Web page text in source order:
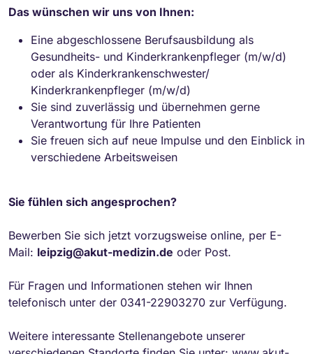
Das wünschen wir uns von Ihnen:
Eine abgeschlossene Berufsausbildung als
Gesundheits- und Kinderkrankenpfleger (m/w/d)
oder als Kinderkrankenschwester/
Kinderkrankenpfleger (m/w/d)
Sie sind zuverlässig und übernehmen gerne
Verantwortung für Ihre Patienten
Sie freuen sich auf neue Impulse und den Einblick in
verschiedene Arbeitsweisen
Sie fühlen sich angesprochen?
Bewerben Sie sich jetzt vorzugsweise online, per E-
Mail: leipzig@akut-medizin.de oder Post.
Für Fragen und Informationen stehen wir Ihnen
telefonisch unter der 0341-22903270 zur Verfügung.
Weitere interessante Stellenangebote unserer